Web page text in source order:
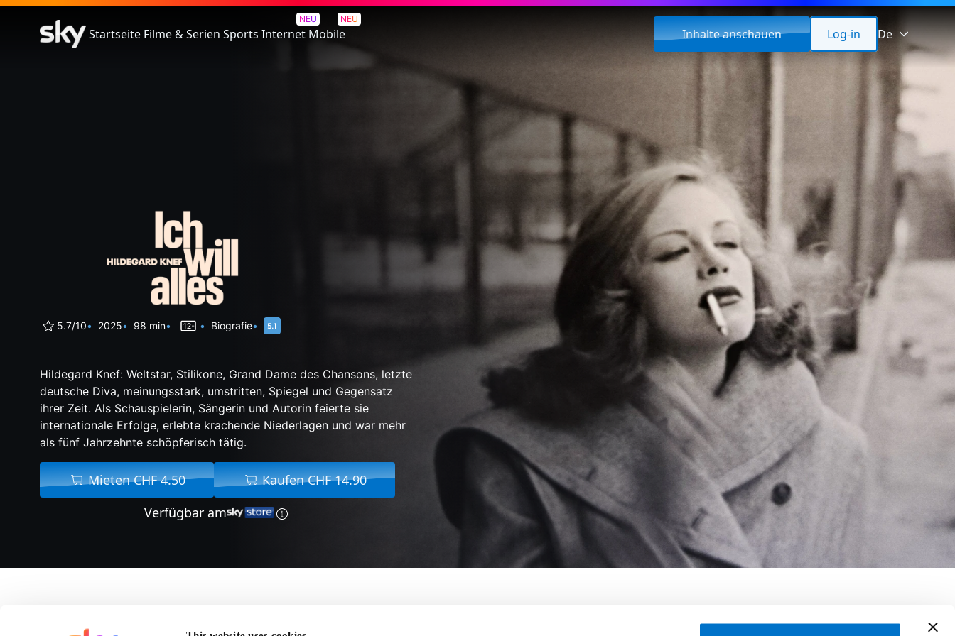
Startseite Filme & Serien Sports
NEU
Internet
NEU
Mobile Inhalte anschauen Log-in De
Ich will alles. Hildegard Knef
5.7/10 2025 98 min Biografie
Hildegard Knef: Weltstar, Stilikone, Grand Dame des Chansons, letzte
deutsche Diva, meinungsstark, umstritten, Spiegel und Gegensatz
ihrer Zeit. Als Schauspielerin, Sängerin und Autorin feierte sie
internationale Erfolge, erlebte krachende Niederlagen und war mehr
als fünf Jahrzehnte schöpferisch tätig.
Mieten CHF 4.50
Kaufen CHF 14.90
Verfügbar am